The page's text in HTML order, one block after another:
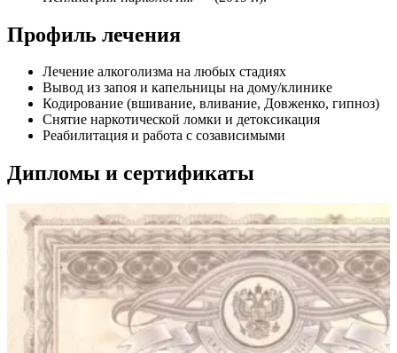
Профиль лечения
Лечение алкоголизма на любых стадиях
Вывод из запоя и капельницы на дому/клинике
Кодирование (вшивание, вливание, Довженко, гипноз)
Снятие наркотической ломки и детоксикация
Реабилитация и работа с созависимыми
Дипломы и сертификаты